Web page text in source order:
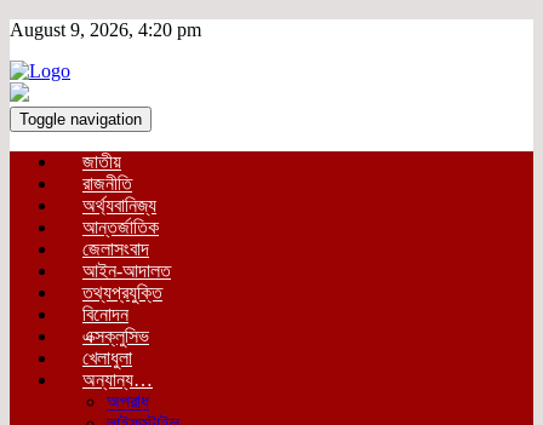
August 9, 2026, 4:20 pm
Toggle navigation
জাতীয়
রাজনীতি
অর্থ্যবানিজ্য
আন্তর্জাতিক
জেলাসংবাদ
আইন-আদালত
তথ্যপ্রযুক্তি
বিনোদন
এক্সক্লুসিভ
খেলাধুলা
অন্যান্য…
অপরাধ